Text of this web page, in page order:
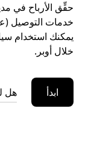
حقِّق الأرباح في
خدمات التوصيل
يمكنك استخدام
خلال أوبر.
ابدأ هل